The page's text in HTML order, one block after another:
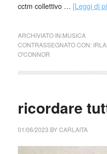
cctm collettivo … [Leggi di
ARCHIVIATO IN:MUSICA
CONTRASSEGNATO CON:
O'CONNOR
ricordare
01/06/2023 BYCARLAITA